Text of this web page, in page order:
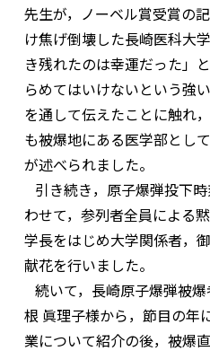
先生が，ノーベル賞受賞の
け焦げ倒壊した長崎医科大
き残れたのは幸運だった」
らめてはいけないという強
を通して伝えたことに触れ
も被爆地にある医学部とし
が述べられました。
引き続き，原子爆弾投下
わせて，参列者全員による
学長をはじめ大学関係者，
献花を行いました。
続いて，長崎原子爆弾被
根 眞理子様から，節目の年
業について紹介の後，被爆